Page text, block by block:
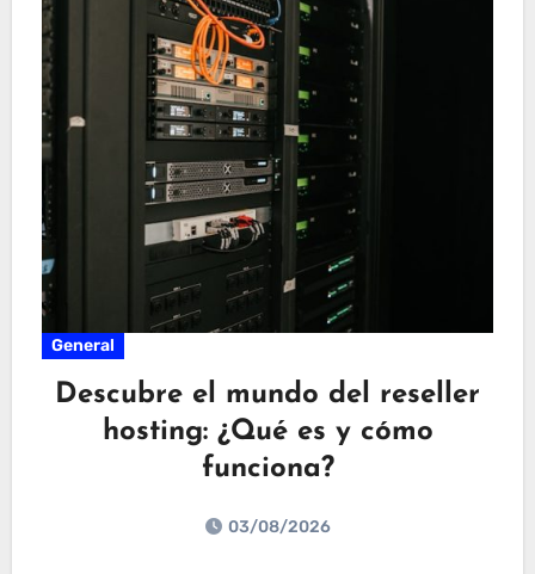
General
Descubre el mundo del reseller
hosting: ¿Qué es y cómo
funciona?
03/08/2026